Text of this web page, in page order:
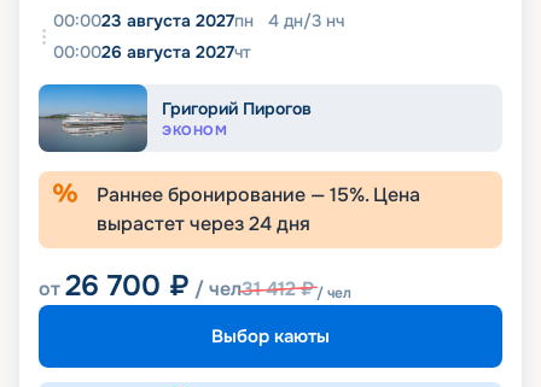
00:0023 августа 2027пн 4 дн/3 нч
00:0026 августа 2027чт
Григорий Пирогов
ЭКОНОМ
Раннее бронирование —15%. Цена
вырастет через24дня
от26 700 ₽ / чел31 412₽/ чел
Выбор каюты